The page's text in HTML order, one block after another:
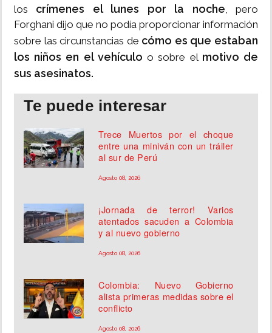
los crímenes el lunes por la noche, pero
Forghani dijo que no podía proporcionar información
sobre las circunstancias de cómo es que estaban
los niños en el vehículo o sobre el motivo de
sus asesinatos.
Te puede interesar
Trece Muertos por el choque
entre una miniván con un tráiler
al sur de Perú
Agosto 08, 2026
¡Jornada de terror! Varios
atentados sacuden a Colombia
y al nuevo gobierno
Agosto 08, 2026
Colombia: Nuevo Gobierno
alista primeras medidas sobre el
conflicto
Agosto 08, 2026